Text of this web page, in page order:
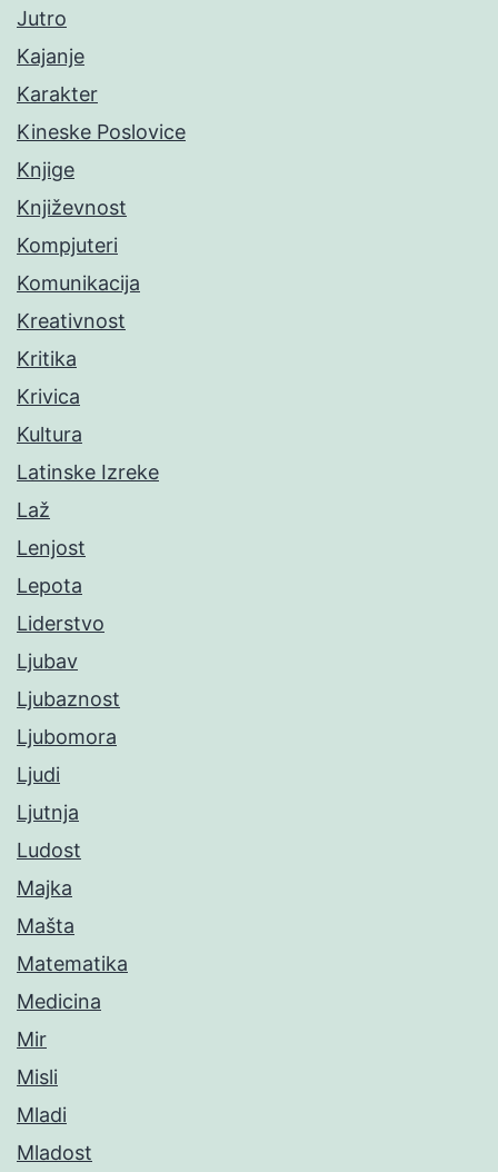
Jutro
Kajanje
Karakter
Kineske Poslovice
Knjige
Književnost
Kompjuteri
Komunikacija
Kreativnost
Kritika
Krivica
Kultura
Latinske Izreke
Laž
Lenjost
Lepota
Liderstvo
Ljubav
Ljubaznost
Ljubomora
Ljudi
Ljutnja
Ludost
Majka
Mašta
Matematika
Medicina
Mir
Misli
Mladi
Mladost